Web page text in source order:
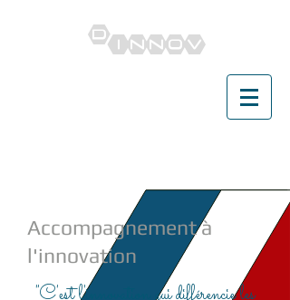
Dinnov
Accompagnement à
l'innovation